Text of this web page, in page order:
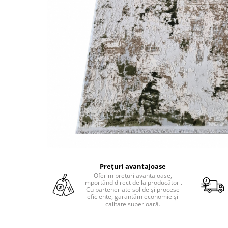
Prețuri avantajoase
Oferim prețuri avantajoase,
importând direct de la producători.
Cu parteneriate solide și procese
eficiente, garantăm economie și
calitate superioară.